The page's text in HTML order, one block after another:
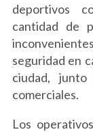
deportivos
cantidad de
seguridad en
ciudad,
comerciales.
Los